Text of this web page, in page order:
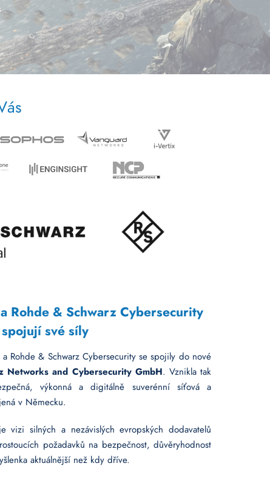
Rohde & Schwarz Cybersecurity
spojují své síly
Rohde & Schwarz Cybersecurity se spojily do nové
Networks and Cybersecurity GmbH. Vznikla tak
výkonná a digitálně suverénní síťová a
v Německu.
vizi silných a nezávislých evropských dodavatelů
požadavků na bezpečnost, důvěryhodnost
aktuálnější než kdy dříve.